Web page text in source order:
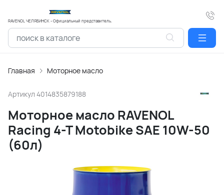
RAVENOL ЧЕЛЯБИНСК - Официальный представитель.
Главная Моторное масло
Артикул 4014835879188
Моторное масло RAVENOL
Racing 4-T Motobike SAE 10W-50
(60л)